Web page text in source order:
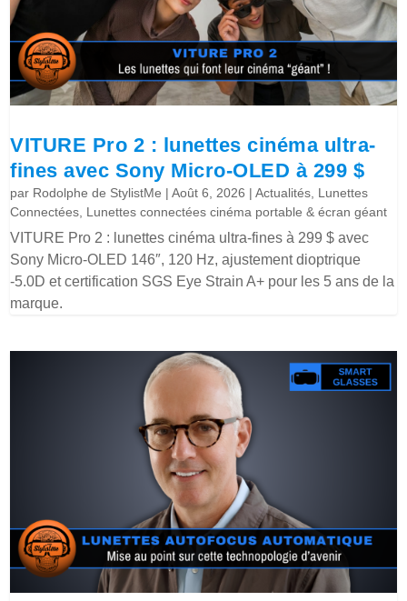
VITURE Pro 2 : lunettes cinéma ultra-
fines avec Sony Micro-OLED à 299 $
par Rodolphe de StylistMe |Août 6, 2026 |Actualités Lunettes
Connectées Lunettes connectées cinéma portable & écran géant
VITURE Pro 2 : lunettes cinéma ultra-fines à 299 $ avec
Sony Micro-OLED 146″, 120 Hz, ajustement dioptrique
-5.0D et certification SGS Eye Strain A+ pour les 5 ans de la
marque.